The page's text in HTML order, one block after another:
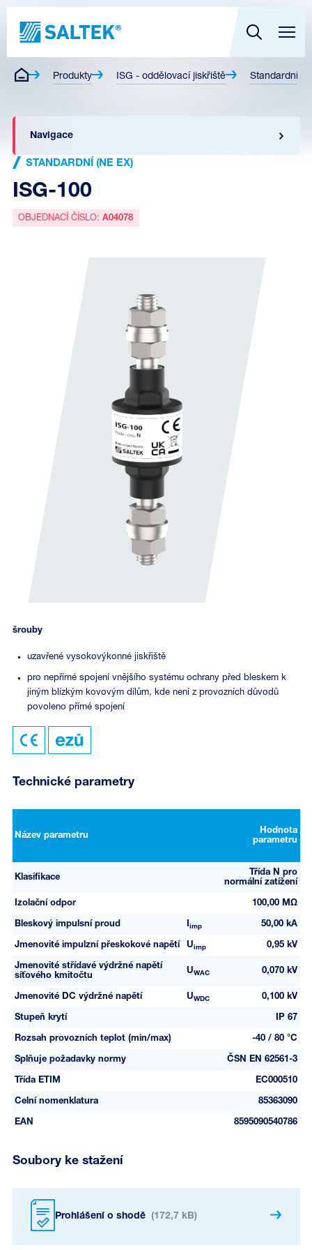
Produkty ISG - oddělovací jiskřiště Standardní
Navigace
STANDARDNÍ (NE EX)
ISG-100
OBJEDNACÍ ČÍSLO:A04078
šrouby
uzavřené vysokovýkonné jiskřiště
pro nepřímé spojení vnějšího systému ochrany před bleskem k
jiným blízkým kovovým dílům, kde není z provozních důvodů
povoleno přímé spojení
Technické parametry
Název parametru
Hodnota
parametru
Klasifikace
Třída N pro
normální zatížení
Izolační odpor 100,00 MΩ
Bleskový impulsní proud imp 50,00 kA
Jmenovité impulzní přeskokové napětí Uimp 0,95 kV
Jmenovité střídavé výdržné napětí
síťového kmitočtu
UWAC 0,070 kV
Jmenovité DC výdržné napětí UWDC 0,100 kV
Stupeň krytí IP 67
Rozsah provozních teplot (min/max) -40 / 80 °C
Splňuje požadavky normy ČSN EN 62561-3
Třída ETIM EC000510
Celní nomenklatura 85363090
EAN 8595090540786
Soubory ke stažení
Prohlášení o shodě (172,7 kB)